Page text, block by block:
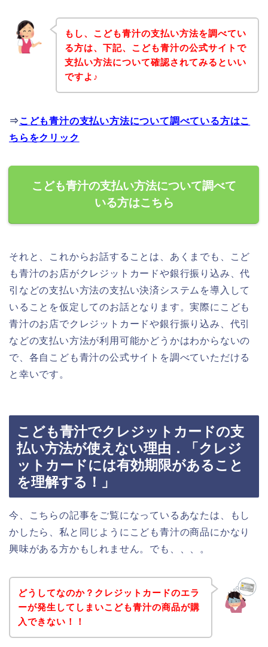
もし、こども青汁の支払い方法を調べてい
る方は、下記、こども青汁の公式サイトで
支払い方法について確認されてみるといい
ですよ♪
⇒ こども青汁の支払い方法について調べている方はこ
ちらをクリック
こども青汁の支払い方法について調べて
いる方はこちら
それと、これからお話することは、あくまでも、こど
も青汁のお店がクレジットカードや銀行振り込み、代
引などの支払い方法の支払い決済システムを導入して
いることを仮定してのお話となります。実際にこども
青汁のお店でクレジットカードや銀行振り込み、代引
などの支払い方法が利用可能かどうかはわからないの
で、各自こども青汁の公式サイトを調べていただける
と幸いです。
こども青汁でクレジットカードの支
払い方法が使えない理由．「クレジ
ットカードには有効期限があること
を理解する！」
今、こちらの記事をご覧になっているあなたは、もし
かしたら、私と同じようにこども青汁の商品にかなり
興味がある方かもしれません。でも、、、。
どうしてなのか？クレジットカードのエラ
ーが発生してしまいこども青汁の商品が購
入できない！！